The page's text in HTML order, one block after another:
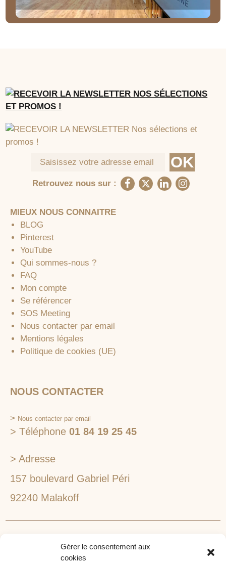
Gérer le consentement aux
cookies
Retrouvez nous sur :
MIEUX NOUS CONNAITRE
BLOG
Pinterest
YouTube
Qui sommes-nous ?
FAQ
Mon compte
Se référencer
SOS Meeting
Nous contacter par email
Mentions légales
Politique de cookies (UE)
NOUS CONTACTER
> Nous contacter par email
> Téléphone 01 84 19 25 45
> Adresse
157 boulevard Gabriel Péri
92240 Malakoff
1lieu1salle est spécialisé dans la recherche de lieux